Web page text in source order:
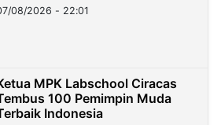
08/2026 - 22:01
MPK Labschool Ciracas
100 Pemimpin Muda
Indonesia